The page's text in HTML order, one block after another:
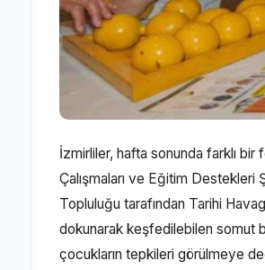
İzmirliler, hafta sonunda farklı
Çalışmaları ve Eğitim
Topluluğu tarafından Tarihi
dokunarak keşfedilebilen somut
çocukların tepkileri görülmeye